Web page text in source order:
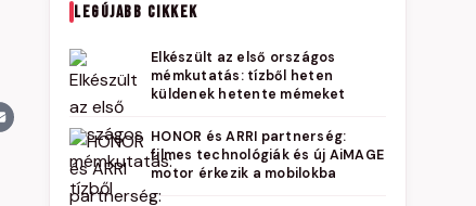
LEGÚJABB CIKKEK
Elkészült az első országos
mémkutatás: tízből heten
küldenek hetente mémeket
HONOR és ARRI partnerség:
filmes technológiák és új AiMAGE
motor érkezik a mobilokba